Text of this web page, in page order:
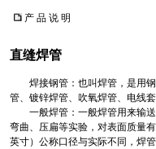
产 品 说 明
直缝焊管
焊接钢管：也叫焊管，是用钢
管、镀锌焊管、吹氧焊管、电线
一般焊管：一般焊管用来输送
弯曲、压扁等实验，对表面质量
英寸）公称口径与实际不同，焊